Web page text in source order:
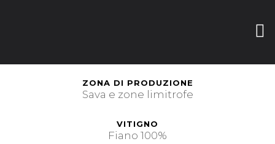
ZONA DI PRODUZIONE
Sava e zone limitrofe
VITIGNO
Fiano 100%